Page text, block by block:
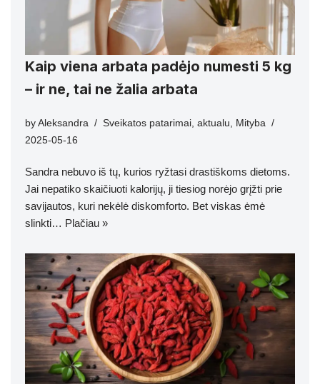
Kaip viena arbata padėjo numesti 5 kg
– ir ne, tai ne žalia arbata
by Aleksandra Sveikatos patarimai, aktualu, Mityba
2025-05-16
Sandra nebuvo iš tų, kurios ryžtasi drastiškoms dietoms.
Jai nepatiko skaičiuoti kalorijų, ji tiesiog norėjo grįžti prie
savijautos, kuri nekėlė diskomforto. Bet viskas ėmė
slinkti… Plačiau »